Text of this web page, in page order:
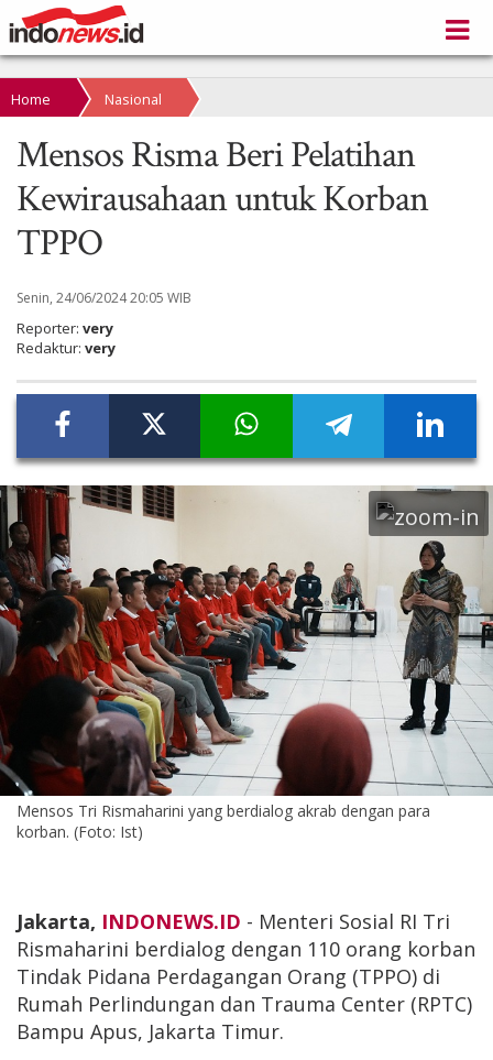
Home Nasional
Mensos Risma Beri Pelatihan
Kewirausahaan untuk Korban
TPPO
Senin, 24/06/2024 20:05 WIB
Reporter: very
Redaktur: very
Mensos Tri Rismaharini yang berdialog akrab dengan para
korban. (Foto: Ist)
Jakarta, INDONEWS.ID - Menteri Sosial RI Tri
Rismaharini berdialog dengan 110 orang korban
Tindak Pidana Perdagangan Orang (TPPO) di
Rumah Perlindungan dan Trauma Center (RPTC)
Bampu Apus, Jakarta Timur.